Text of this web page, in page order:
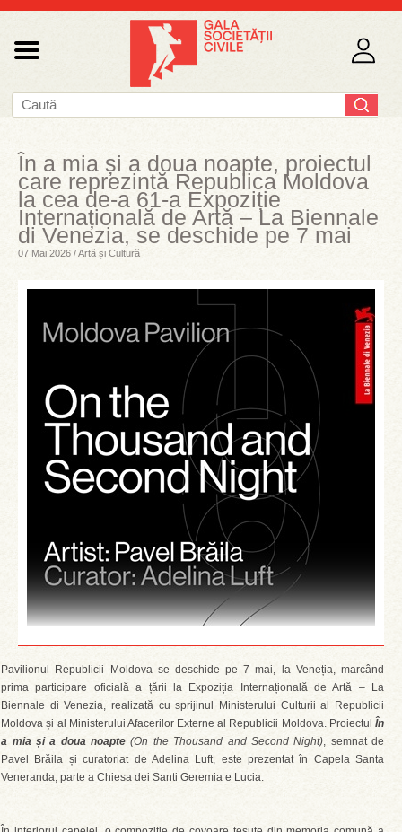
În a mia și a doua noapte, proiectul
care reprezintă Republica Moldova
la cea de-a 61-a Expoziție
Internațională de Artă – La Biennale
di Venezia, se deschide pe 7 mai
07 Mai 2026 / Artă și Cultură
Pavilionul Republicii Moldova se deschide pe 7 mai, la Veneția, marcând
prima participare oficială a țării la Expoziția Internațională de Artă – La
Biennale di Venezia, realizată cu sprijinul Ministerului Culturii al Republicii
Moldova și al Ministerului Afacerilor Externe al Republicii Moldova. Proiectul În
a mia și a doua noapte(On the Thousand and Second Night), semnat de
Pavel Brăila și curatoriat de Adelina Luft, este prezentat în Capela Santa
Veneranda, parte a Chiesa dei Santi Geremia e Lucia.